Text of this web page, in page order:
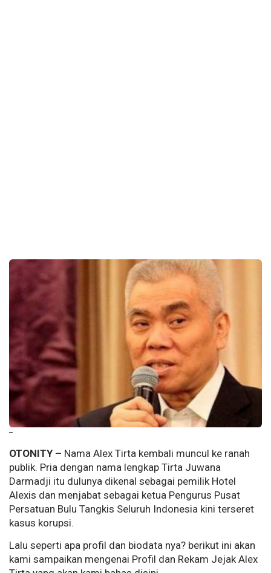
--
OTONITY – Nama Alex Tirta kembali muncul ke ranah
publik. Pria dengan nama lengkap Tirta Juwana
Darmadji itu dulunya dikenal sebagai pemilik Hotel
Alexis dan menjabat sebagai ketua Pengurus Pusat
Persatuan Bulu Tangkis Seluruh Indonesia kini terseret
kasus korupsi.
Lalu seperti apa profil dan biodata nya? berikut ini akan
kami sampaikan mengenai Profil dan Rekam Jejak Alex